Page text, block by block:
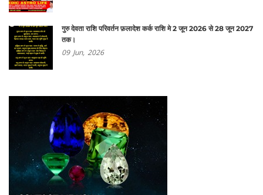
गुरु देवता राशि परिवर्तन फ़लादेश कर्क राशि मे 2 जून 2026 से 28 जून 2027
तक।
09 Jun, 2026